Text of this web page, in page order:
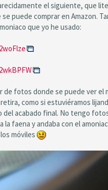
el siguiente, que
se puede comprar en Amazon.
que yo he usado:
de fotos donde se puede ver el
como si estuviéramos
del acabado final. No tengo
la faena y andaba con el
móviles